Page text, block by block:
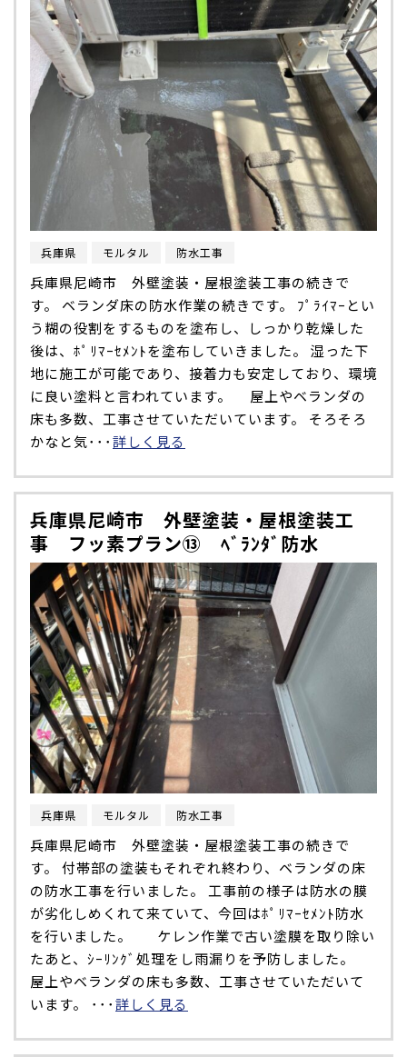
兵庫県 モルタル 防水工事
兵庫県尼崎市 外壁塗装・屋根塗装工事の続きで
す。 ベランダ床の防水作業の続きです。 ﾌﾟﾗｲﾏｰとい
う糊の役割をするものを塗布し、しっかり乾燥した
後は、ﾎﾟﾘﾏｰｾﾒﾝﾄを塗布していきました。 湿った下
地に施工が可能であり、接着力も安定しており、環境
に良い塗料と言われています。 屋上やベランダの
床も多数、工事させていただいています。 そろそろ
かなと気･･･詳しく見る
兵庫県尼崎市 外壁塗装・屋根塗装工
事 フッ素プラン⑬ ﾍﾞﾗﾝﾀﾞ防水
兵庫県 モルタル 防水工事
兵庫県尼崎市 外壁塗装・屋根塗装工事の続きで
す。 付帯部の塗装もそれぞれ終わり、ベランダの床
の防水工事を行いました。 工事前の様子は防水の膜
が劣化しめくれて来ていて、今回はﾎﾟﾘﾏｰｾﾒﾝﾄ防水
を行いました。 ケレン作業で古い塗膜を取り除い
たあと、ｼｰﾘﾝｸﾞ処理をし雨漏りを予防しました。
屋上やベランダの床も多数、工事させていただいて
います。 ･･･詳しく見る